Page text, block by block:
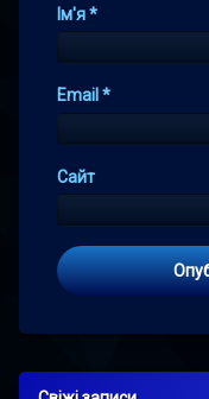
Ім'я*
Email *
Сайт